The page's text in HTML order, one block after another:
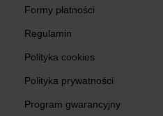
Formy płatności
Regulamin
Polityka cookies
Polityka prywatności
Program gwarancyjny